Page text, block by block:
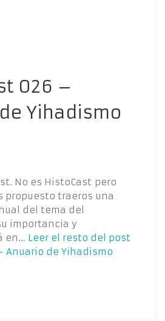
026 –
Yihadismo
No es HistoCast pero
propuesto traeros una
del tema del
importancia y
en… Leer el resto del post
Anuario de Yihadismo